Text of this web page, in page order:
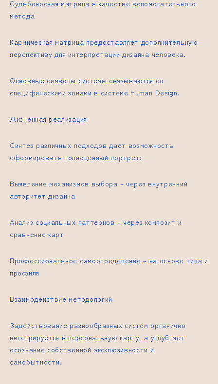
Судьбоносная матрица в качестве вспомогательного
метода
Кармическая матрица предоставляет дополнительную
перспективу для интерпретации дизайна человека.
Основные символы системы связываются со
специфическими зонами в системе Human Design.
Жизненная реализация
Синтез различных подходов дает возможность
сформировать полноценный портрет:
Выявление механизмов выбора – через внутренний
авторитет дизайна
Анализ социальных паттернов – через композит и
сравнение карт
Профессиональное самоопределение – на основе типа и
профиля
Взаимодействие методологий
Задействование разнообразных систем органично
интегрируется в персональную карту, а углубляет
осознание собственной эксклюзивности и
самобытности.